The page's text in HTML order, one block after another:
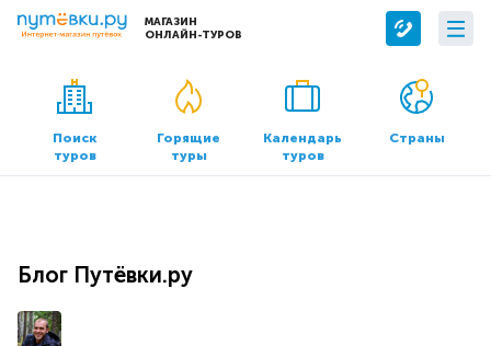
МАГАЗИН
ОНЛАЙН-ТУРОВ
Сервисы
Бронирование отелей
Трансфер
О компании
О нас
Контакты
Офисы продаж
Поиск
туров
Горящие
туры
Календарь
туров
Страны
Блог Путёвки.ру